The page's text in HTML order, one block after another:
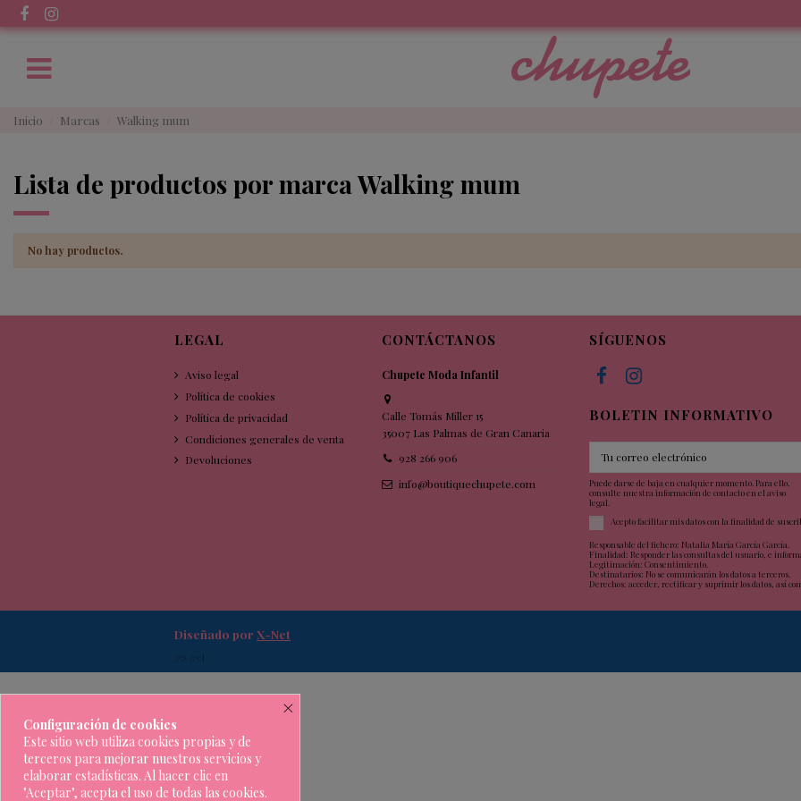
Inicio Marcas Walking mum
Lista de productos por marca Walking mum
No hay productos.
LEGAL
Aviso legal
Política de cookies
Política de privacidad
Condiciones generales de venta
Devoluciones
CONTÁCTANOS
Chupete Moda Infantil
Calle Tomás Miller 15
35007 Las Palmas de Gran Canaria
928 266 906
info@boutiquechupete.com
SÍGUENOS
BOLETIN INFORMATIVO
Puede darse de baja en cualquier momento. Para ello,
consulte nuestra información de contacto en el aviso
legal.
Acepto facilitar mis datos con la finalidad de
Responsable del fichero: Natalia María García García.
Finalidad: Responder las consultas del usuario, e
Legitimación: Consentimiento.
Destinatarios: No se comunicarán los datos a terceros.
Derechos: acceder, rectificar y suprimir los datos, así
Diseñado por X-Net
//> //<!
×
Configuración de cookies
Este sitio web utiliza cookies propias y de
terceros para mejorar nuestros servicios y
elaborar estadísticas. Al hacer clic en
"Aceptar", acepta el uso de todas las cookies.